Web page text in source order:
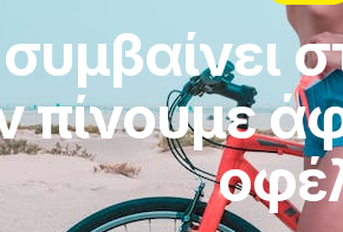
συμβαίνει
πίνουμε